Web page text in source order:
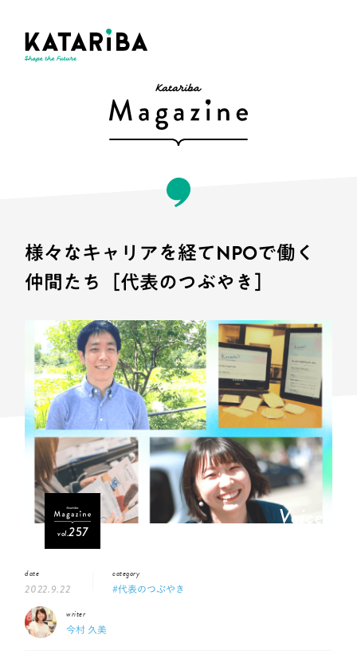
様々なキャリアを経てNPOで働く
仲間たち［代表のつぶやき］
vol.257
Voice
date
2022.9.22
category
#代表のつぶやき
writer
今村 久美